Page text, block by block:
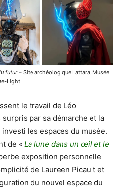
futur– Site archéologique Lattara, Musée
Light
le travail de Léo
par sa démarche et la
les espaces du musée.
de « La lune dans un œil et le
exposition personnelle
de Laureen Picault et
du nouvel espace du